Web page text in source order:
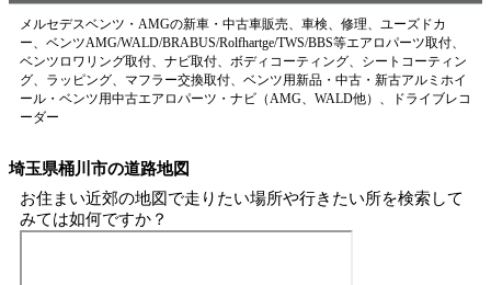
メルセデスベンツ・AMGの新車・中古車販売、車検、修理、ユーズドカ
ー、ベンツAMG/WALD/BRABUS/Rolfhartge/TWS/BBS等エアロパーツ取付、
ベンツロワリング取付、ナビ取付、ボディコーティング、シートコーティン
グ、ラッピング、マフラー交換取付、ベンツ用新品・中古・新古アルミホイ
ール・ベンツ用中古エアロパーツ・ナビ（AMG、WALD他）、ドライブレコ
ーダー
埼玉県桶川市の道路地図
お住まい近郊の地図で走りたい場所や行きたい所を検索して
みては如何ですか？